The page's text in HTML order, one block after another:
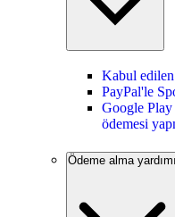
Kabul
PayPal'le
Google Play
ödemesi
Ödeme alma yardımı